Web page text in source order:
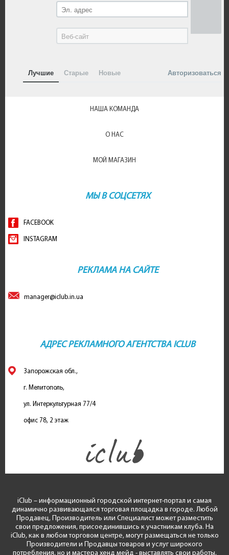
Лучшие Старые Новые Авторизоваться
НАША КОМАНДА
О НАС
МОЙ МАГАЗИН
МЫ В СОЦСЕТЯХ
FACEBOOK
INSTAGRAM
РЕКЛАМА НА САЙТЕ
manager@iclub.in.ua
АДРЕС РЕКЛАМНОГО АГЕНТСТВА ICLUB
Запорожская обл.,
г. Мелитополь,
ул. Интеркультурная 77/4
офис 78, 2 этаж
iClub – информационный городской интернет-портал и самая
динамично развивающаяся торговая площадка в городе. Любой
Продавец, Производитель или Специалист может разместить
свои предложения, присоединившись к участникам клуба. На
iClub, как в любом торговом центре, могут размещаться не только
Производители и Продавцы товаров и услуг широкого
потребления, но и мастера хенд мейд - выставлять свои работы,